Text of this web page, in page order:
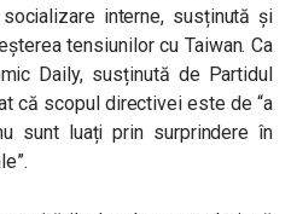
interne, susținută și
tensiunilor cu Taiwan. Ca
Daily, susținută de Partidul
că scopul directivei este de “a
sunt luați prin surprindere în